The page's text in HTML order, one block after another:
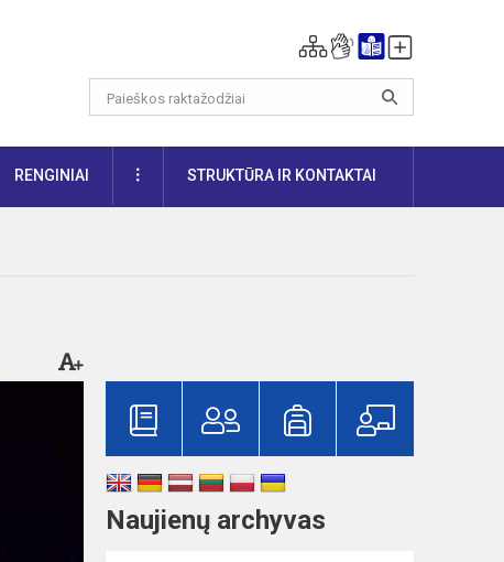
RENGINIAI DAUGIAUSTRUKTŪRA IR KONTAKTAI
Naujienų archyvas